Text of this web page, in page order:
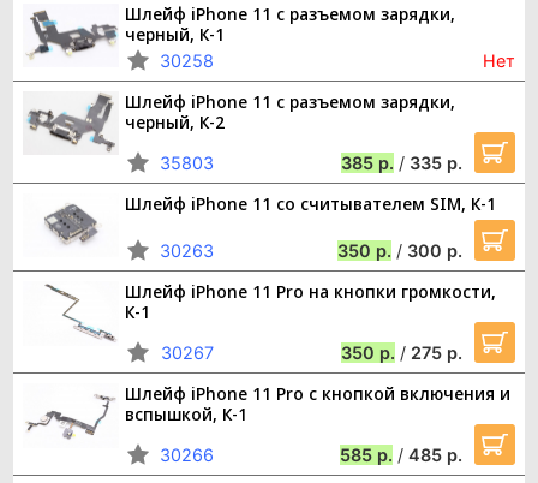
Шлейф iPhone 11 с разъемом зарядки,
черный, К-1
30258 Нет
Шлейф iPhone 11 с разъемом зарядки,
черный, К-2
35803 385 / 335
Шлейф iPhone 11 со считывателем SIM, К-1
30263 350 / 300
Шлейф iPhone 11 Pro на кнопки громкости,
К-1
30267 350 / 275
Шлейф iPhone 11 Pro с кнопкой включения и
вспышкой, К-1
30266 585 / 485